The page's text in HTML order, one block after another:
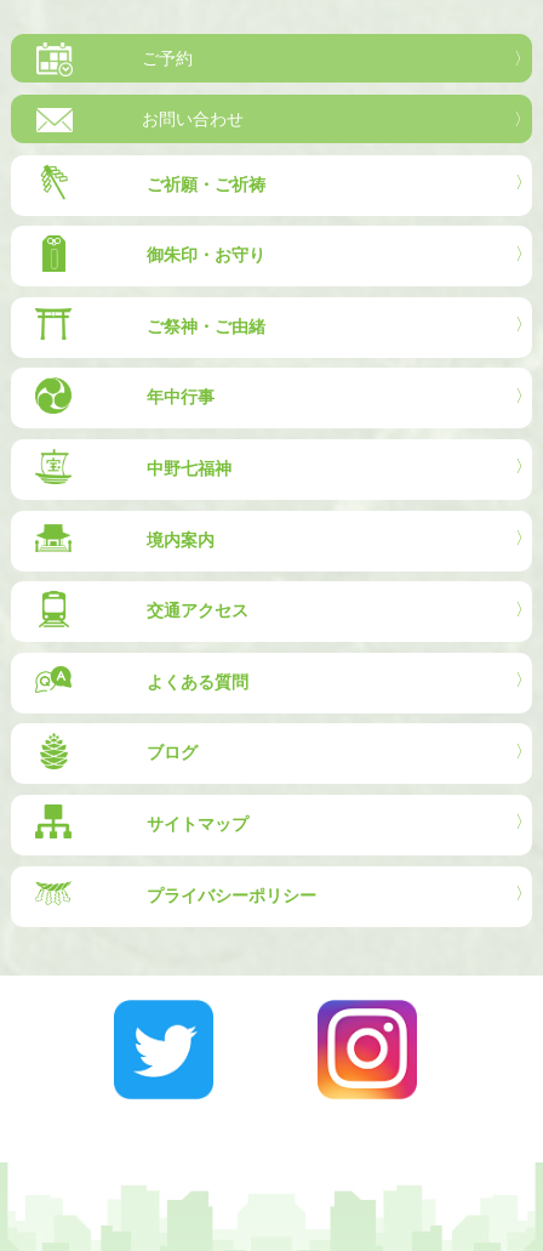
ご予約
お問い合わせ
ご祈願・ご祈祷
御朱印・お守り
ご祭神・ご由緒
年中行事
中野七福神
境内案内
交通アクセス
よくある質問
ブログ
サイトマップ
プライバシーポリシー